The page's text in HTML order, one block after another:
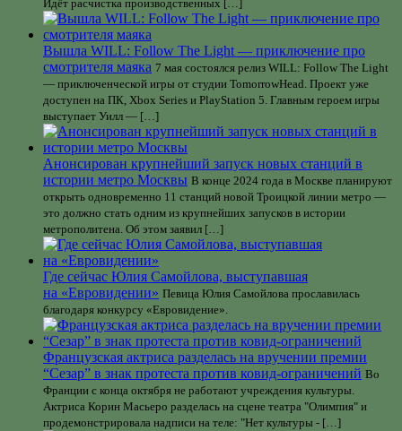
Идёт расчистка производственных […]
Вышла WILL: Follow The Light — приключение про
смотрителя маяка 7 мая состоялся релиз WILL: Follow The Light
— приключенческой игры от студии TomorrowHead. Проект уже
доступен на ПК, Xbox Series и PlayStation 5. Главным героем игры
выступает Уилл — […]
Анонсирован крупнейший запуск новых станций в
истории метро Москвы В конце 2024 года в Москве планируют
открыть одновременно 11 станций новой Троицкой линии метро —
это должно стать одним из крупнейших запусков в истории
метрополитена. Об этом заявил […]
Где сейчас Юлия Самойлова, выступавшая
на «Евровидении» Певица Юлия Самойлова прославилась
благодаря конкурсу «Евровидение».
Французская актриса разделась на вручении премии
“Сезар” в знак протеста против ковид-ограничений Во
Франции с конца октября не работают учреждения культуры.
Актриса Корин Масьеро разделась на сцене театра "Олимпия" и
продемонстрировала надписи на теле: "Нет культуры - […]